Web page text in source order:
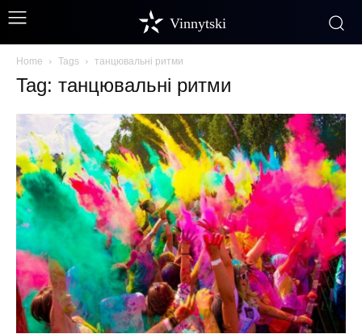
Vinnytski
Home Tags танцювальні ритми
Tag: танцювальні ритми